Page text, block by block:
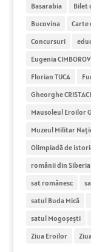
Basarabia
Bilet
Bucovina
Carte
Concursuri
Eugenia
Florian TUCA
Gheorghe
Mausoleul Eroilor
Muzeul Militar
Olimpiadă de
românii din Siberia
sat românesc
satul Buda Mică
satul Mogoșești
Ziua Eroilor